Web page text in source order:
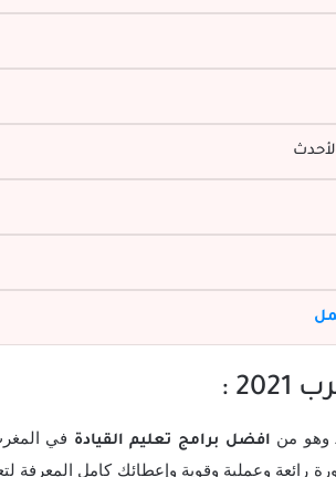
:
وهو من افضل برامج تعليم القيادة في
رائعة وعملية وقوية وإعطائك كامل المعرفة